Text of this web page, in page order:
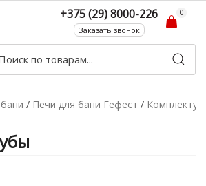
+375 (29) 8000-226
Заказать звонок
0
/ Печи для бани Гефест /